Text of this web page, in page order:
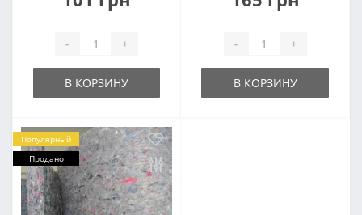
- +
В КОРЗИНУ
- +
В КОРЗИНУ
Популярный
Продано